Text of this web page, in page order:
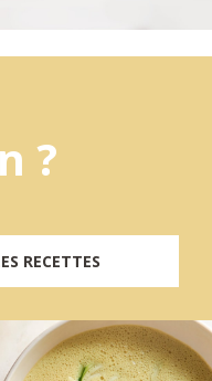
?
RECETTES